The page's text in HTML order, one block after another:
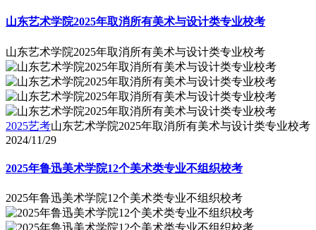
山东艺术学院2025年取消所有美术与设计类专业校考
山东艺术学院2025年取消所有美术与设计类专业校考
2025艺考山东艺术学院2025年取消所有美术与设计类专业校考
2024/11/29
2025年鲁迅美术学院12个美术类专业不组织校考
2025年鲁迅美术学院12个美术类专业不组织校考